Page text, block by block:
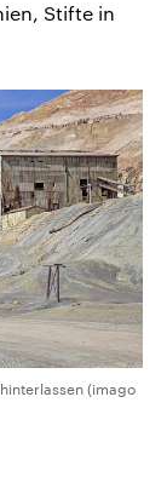
Stifte in
(imago